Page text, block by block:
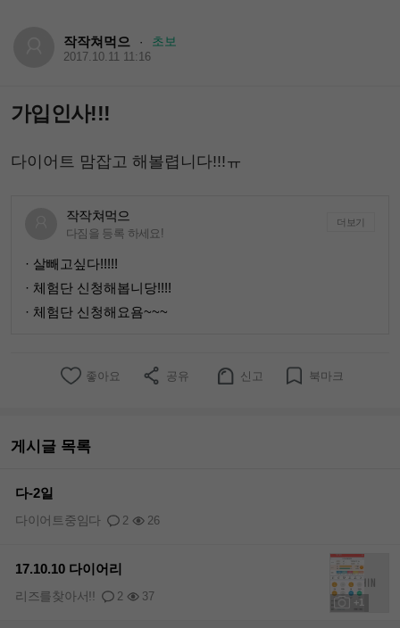
작작쳐먹으 · 초보
2017.10.11 11:16
가입인사!!!
다이어트 맘잡고 해볼렵니다!!!ㅠ
작작쳐먹으
다짐을 등록 하세요!
더보기
· 살빼고싶다!!!!!
· 체험단 신청해봅니당!!!!
· 체험단 신청해요욤~~~
좋아요 공유 신고 북마크
게시글 목록
다-2일
2 26
다이어트중임다
+1
17.10.10 다이어리
2 37
리즈를찾아서!!